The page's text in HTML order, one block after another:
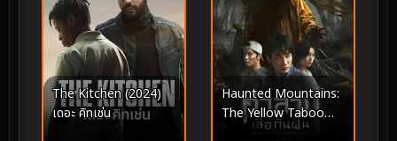
The Kitchen (2024)
เดอะ คิทเช่น
Haunted Mountains:
The Yellow Taboo
(2025) คำสาปเสื้อกันฝน